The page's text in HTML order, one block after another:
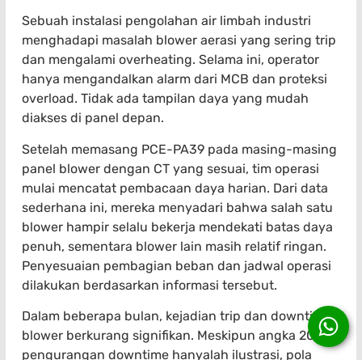
Sebuah instalasi pengolahan air limbah industri
menghadapi masalah blower aerasi yang sering trip
dan mengalami overheating. Selama ini, operator
hanya mengandalkan alarm dari MCB dan proteksi
overload. Tidak ada tampilan daya yang mudah
diakses di panel depan.
Setelah memasang PCE-PA39 pada masing-masing
panel blower dengan CT yang sesuai, tim operasi
mulai mencatat pembacaan daya harian. Dari data
sederhana ini, mereka menyadari bahwa salah satu
blower hampir selalu bekerja mendekati batas daya
penuh, sementara blower lain masih relatif ringan.
Penyesuaian pembagian beban dan jadwal operasi
dilakukan berdasarkan informasi tersebut.
Dalam beberapa bulan, kejadian trip dan downtime
blower berkurang signifikan. Meskipun angka 20%
pengurangan downtime hanyalah ilustrasi, pola